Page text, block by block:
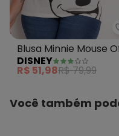
Blusa Minnie Mouse
White
DISNEY
R$ 51,98R$ 79,99
Você também